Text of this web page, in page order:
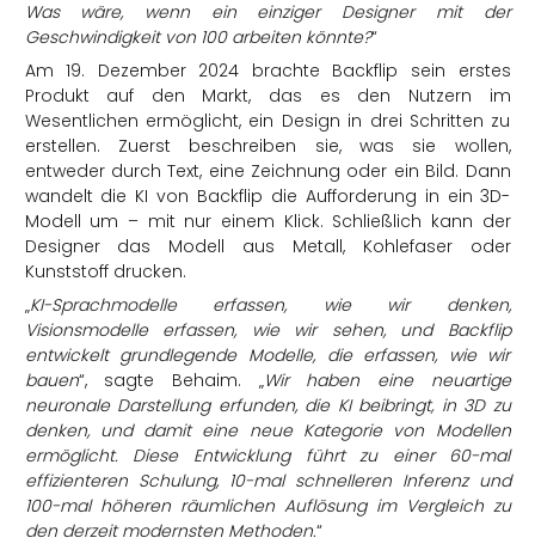
Was wäre, wenn ein einziger Designer mit der
Geschwindigkeit von 100 arbeiten könnte?“
Am 19. Dezember 2024 brachte Backflip sein erstes
Produkt auf den Markt, das es den Nutzern im
Wesentlichen ermöglicht, ein Design in drei Schritten zu
erstellen. Zuerst beschreiben sie, was sie wollen,
entweder durch Text, eine Zeichnung oder ein Bild. Dann
wandelt die KI von Backflip die Aufforderung in ein 3D-
Modell um – mit nur einem Klick. Schließlich kann der
Designer das Modell aus Metall, Kohlefaser oder
Kunststoff drucken.
„KI-Sprachmodelle erfassen, wie wir denken,
Visionsmodelle erfassen, wie wir sehen, und Backflip
entwickelt grundlegende Modelle, die erfassen, wie wir
bauen“, sagte Behaim. „Wir haben eine neuartige
neuronale Darstellung erfunden, die KI beibringt, in 3D zu
denken, und damit eine neue Kategorie von Modellen
ermöglicht. Diese Entwicklung führt zu einer 60-mal
effizienteren Schulung, 10-mal schnelleren Inferenz und
100-mal höheren räumlichen Auflösung im Vergleich zu
den derzeit modernsten Methoden.“